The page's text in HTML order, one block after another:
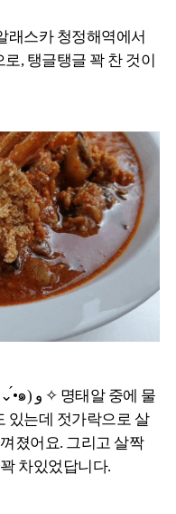
래스카 청정해역에서
, 탱글탱글 꽉 찬 것이
있는데 젓가락으로 살
졌어요. 그리고 살짝
차있었답니다.